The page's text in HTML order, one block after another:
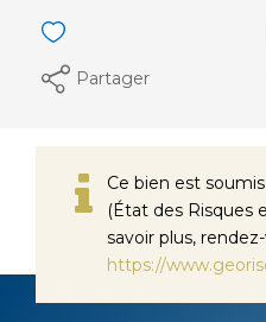
Partager
Ce bien est
(État des Risques
savoir plus,
https://